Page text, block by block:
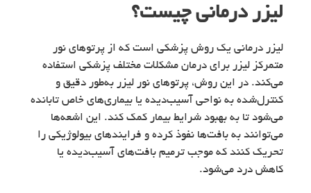
لیزر درمانی چیست؟
لیزر درمانی یک روش پزشکی است که از پرتوهای نور
متمرکز لیزر برای درمان مشکلات مختلف پزشکی استفاده
می‌کند. در این روش، پرتوهای نور لیزر به‌طور دقیق و
کنترل‌شده به نواحی آسیب‌دیده یا بیماری‌های خاص تابانده
می‌شود تا به بهبود شرایط بیمار کمک کند. این اشعه‌ها
می‌توانند به بافت‌ها نفوذ کرده و فرایندهای بیولوژیکی را
تحریک کنند که موجب ترمیم بافت‌های آسیب‌دیده یا
کاهش درد می‌شود.